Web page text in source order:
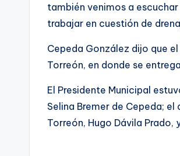
también venimos a
trabajar en cuestión de
Cepeda González dijo que
Torreón, en donde se
El Presidente Municipal
Selina Bremer de Cepeda;
Torreón, Hugo Dávila